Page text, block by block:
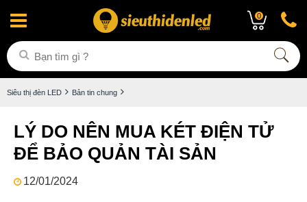
0
Siêu thị đèn LED Bản tin chung
LÝ DO NÊN MUA KÉT ĐIỆN TỬ
ĐỂ BẢO QUẢN TÀI SẢN
12/01/2024